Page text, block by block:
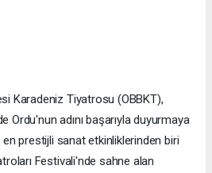
Karadeniz Tiyatrosu (OBBKT),
Ordu'nun adını başarıyla duyurmaya
prestijli sanat etkinliklerinden biri
Festivali'nde sahne alan